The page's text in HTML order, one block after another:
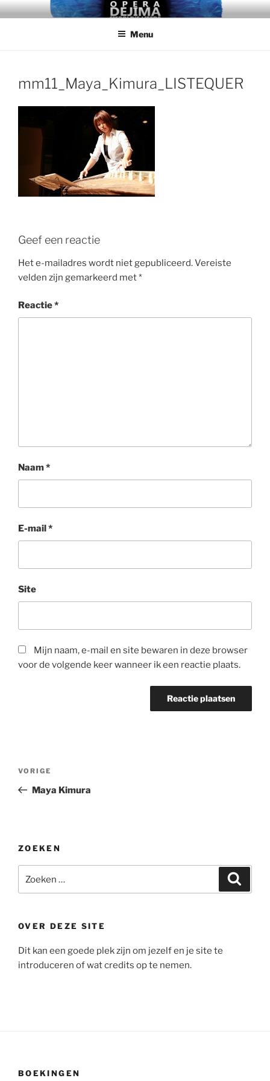
Ga
naarDEJIMA, SIEBOLD'S LIEFDE
Menu
mm11_Maya_Kimura_LISTEQUER
Geef een reactie
Het e-mailadres wordt niet gepubliceerd.Vereiste
velden zijn gemarkeerd met*
Reactie*
Naam*
E-mail*
Site
Mijn naam, e-mail en site bewaren in deze browser
voor de volgende keer wanneer ik een reactie plaats.
Vorig
bericht
VORIGE
Maya Kimura
ZOEKEN
naar:
OVER DEZE SITE
Dit kan een goede plek zijn om jezelf en je site te
introduceren of wat credits op te nemen.
BOEKINGEN